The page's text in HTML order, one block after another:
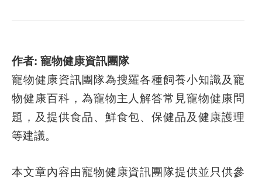
作者: 寵物健康資訊團隊
寵物健康資訊團隊為搜羅各種飼養小知識及寵
物健康百科，為寵物主人解答常見寵物健康問
題，及提供食品、鮮食包、保健品及健康護理
等建議。
本文章內容由寵物健康資訊團隊提供並只供參